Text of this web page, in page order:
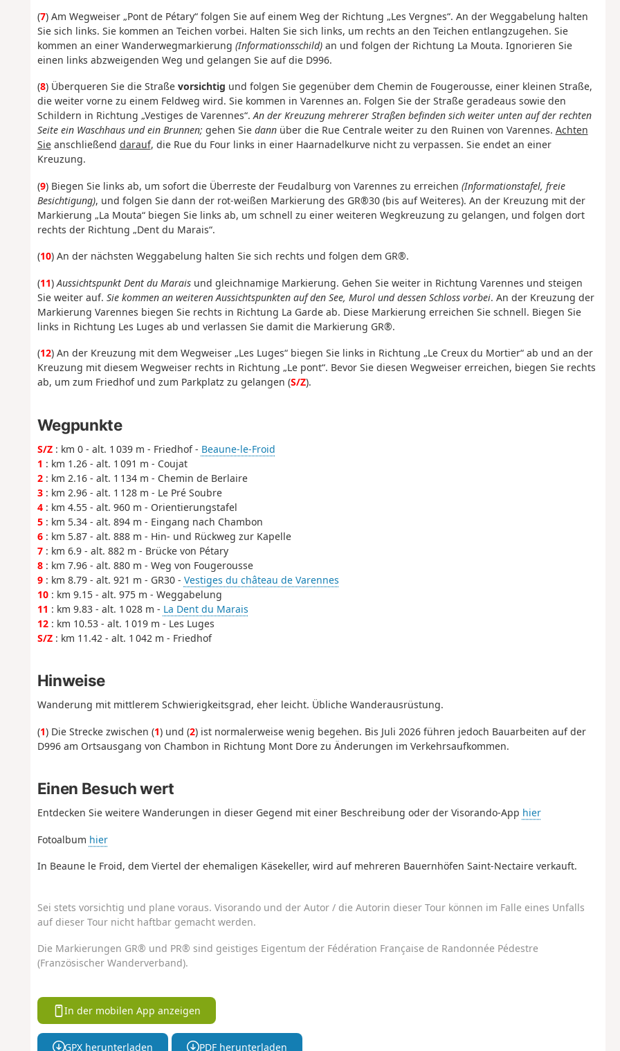
(7) Am Wegweiser „Pont de Pétary“ folgen Sie auf einem Weg der Richtung „Les Vergnes“. An der Weggabelung halten
Sie sich links. Sie kommen an Teichen vorbei. Halten Sie sich links, um rechts an den Teichen entlangzugehen. Sie
kommen an einer Wanderwegmarkierung (Informationsschild)an und folgen der Richtung La Mouta. Ignorieren Sie
einen links abzweigenden Weg und gelangen Sie auf die D996.
(8) Überqueren Sie die Straße vorsichtig und folgen Sie gegenüber dem Chemin de Fougerousse, einer kleinen Straße,
die weiter vorne zu einem Feldweg wird. Sie kommen in Varennes an. Folgen Sie der Straße geradeaus sowie den
Schildern in Richtung „Vestiges de Varennes“.An der Kreuzung mehrerer Straßen befinden sich weiter unten auf der rechten
Seite ein Waschhaus und ein Brunnen; gehen Sie dann über die Rue Centrale weiter zu den Ruinen von Varennes. Achten
Sieanschließend darauf, die Rue du Four links in einer Haarnadelkurve nicht zu verpassen. Sie endet an einer
Kreuzung.
(9) Biegen Sie links ab, um sofort die Überreste der Feudalburg von Varennes zu erreichen (Informationstafel, freie
Besichtigung), und folgen Sie dann der rot-weißen Markierung des GR®30 (bis auf Weiteres). An der Kreuzung mit der
Markierung „La Mouta“ biegen Sie links ab, um schnell zu einer weiteren Wegkreuzung zu gelangen, und folgen dort
rechts der Richtung „Dent du Marais“.
(10) An der nächsten Weggabelung halten Sie sich rechts und folgen dem GR®.
(11) Aussichtspunkt Dent du Maraisund gleichnamige Markierung. Gehen Sie weiter in Richtung Varennes und steigen
Sie weiter auf. Sie kommen an weiteren Aussichtspunkten auf den See, Murol und dessen Schloss vorbei. An der Kreuzung der
Markierung Varennes biegen Sie rechts in Richtung La Garde ab. Diese Markierung erreichen Sie schnell. Biegen Sie
links in Richtung Les Luges ab und verlassen Sie damit die Markierung GR®.
(12) An der Kreuzung mit dem Wegweiser „Les Luges“ biegen Sie links in Richtung „Le Creux du Mortier“ ab und an der
Kreuzung mit diesem Wegweiser rechts in Richtung „Le pont“. Bevor Sie diesen Wegweiser erreichen, biegen Sie rechts
ab, um zum Friedhof und zum Parkplatz zu gelangen (S/Z).
Wegpunkte
S/Z: km 0 - alt. 1 039 m - Friedhof - Beaune-le-Froid
1 : km 1.26 - alt. 1 091 m - Coujat
2: km 2.16 - alt. 1 134 m - Chemin de Berlaire
3: km 2.96 - alt. 1 128 m - Le Pré Soubre
4: km 4.55 - alt. 960 m - Orientierungstafel
5: km 5.34 - alt. 894 m - Eingang nach Chambon
6: km 5.87 - alt. 888 m - Hin- und Rückweg zur Kapelle
7: km 6.9 - alt. 882 m - Brücke von Pétary
8: km 7.96 - alt. 880 m - Weg von Fougerousse
9: km 8.79 - alt. 921 m - GR30 - Vestiges du château de Varennes
10: km 9.15 - alt. 975 m - Weggabelung
11 : km 9.83 - alt. 1 028 m - La Dent du Marais
12: km 10.53 - alt. 1 019 m - Les Luges
S/Z: km 11.42 - alt. 1 042 m - Friedhof
Hinweise
Wanderung mit mittlerem Schwierigkeitsgrad, eher leicht. Übliche Wanderausrüstung.
(1) Die Strecke zwischen (1) und (2) ist normalerweise wenig begehen. Bis Juli 2026 führen jedoch Bauarbeiten auf der
D996 am Ortsausgang von Chambon in Richtung Mont Dore zu Änderungen im Verkehrsaufkommen.
Einen Besuch wert
Entdecken Sie weitere Wanderungen in dieser Gegend mit einer Beschreibung oder der Visorando-App hier
Fotoalbum hier
In Beaune le Froid, dem Viertel der ehemaligen Käsekeller, wird auf mehreren Bauernhöfen Saint-Nectaire verkauft.
Sei stets vorsichtig und plane voraus. Visorando und der Autor / die Autorin dieser Tour können im Falle eines Unfalls
auf dieser Tour nicht haftbar gemacht werden.
Die Markierungen GR® und PR® sind geistiges Eigentum der Fédération Française de Randonnée Pédestre
(Französischer Wanderverband).
In der mobilen App anzeigen
GPX herunterladen PDF herunterladen